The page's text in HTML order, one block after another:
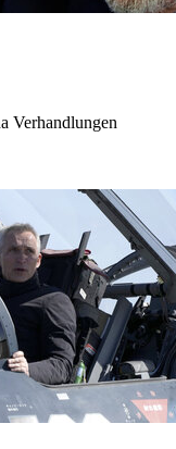
Verhandlungen